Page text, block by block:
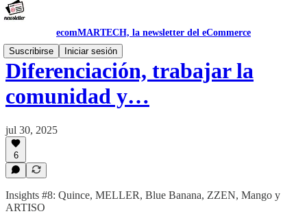
ecomMARTECH, la newsletter del eCommerce
Suscribirse
Iniciar sesión
Diferenciación, trabajar la
comunidad y…
jul 30, 2025
6
Insights #8: Quince, MELLER, Blue Banana, ZZEN, Mango y
ARTISO